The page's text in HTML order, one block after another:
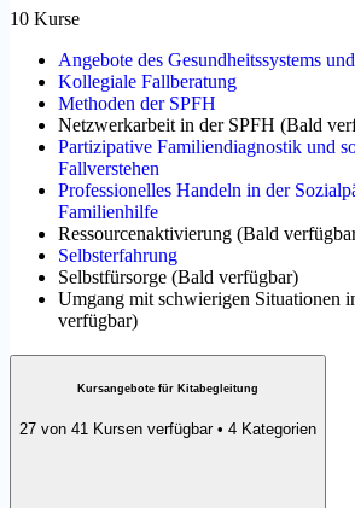
10 Kurse
Angebote des Gesundheitssystems
Kollegiale Fallberatung
Methoden der SPFH
Netzwerkarbeit in der SPFH (Bald
Partizipative Familiendiagnostik und
Fallverstehen
Professionelles Handeln in der
Familienhilfe
Ressourcenaktivierung (Bald
Selbsterfahrung
Selbstfürsorge (Bald verfügbar)
Umgang mit schwierigen Situationen
verfügbar)
Kursangebote für Kitabegleitung
27 von 41 Kursen verfügbar • 4 Kategorien